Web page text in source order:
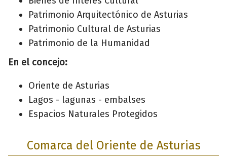
Patrimonio Arquitectónico de Asturias
Patrimonio Cultural de Asturias
Patrimonio de la Humanidad
En el concejo:
Oriente de Asturias
Lagos - lagunas - embalses
Espacios Naturales Protegidos
Comarca del Oriente de Asturias